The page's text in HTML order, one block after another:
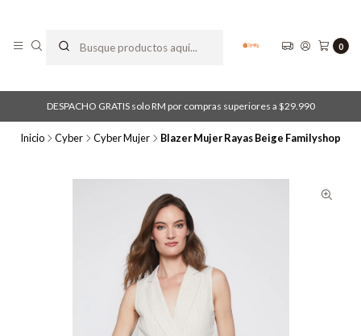
0
DESPACHO GRATIS solo RM por compras superiores a $29.990
Inicio Cyber Cyber Mujer Blazer Mujer Rayas Beige Familyshop